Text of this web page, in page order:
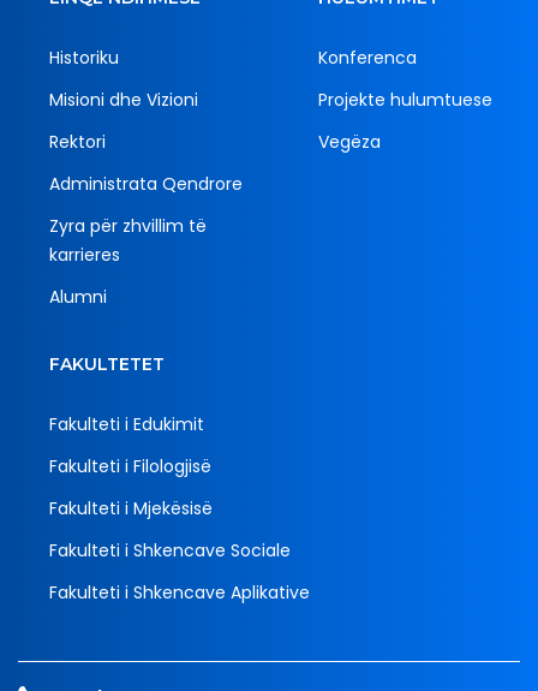
Historiku
Misioni dhe Vizioni
Rektori
Administrata Qendrore
Zyra për zhvillim të
karrieres
Alumni
Konferenca
Projekte hulumtuese
Vegëza
FAKULTETET
Fakulteti i Edukimit
Fakulteti i Filologjisë
Fakulteti i Mjekësisë
Fakulteti i Shkencave Sociale
Fakulteti i Shkencave Aplikative